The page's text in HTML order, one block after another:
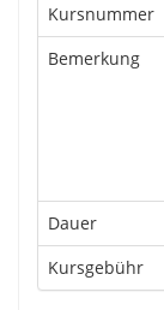
Kursnummer
Bemerkung
Dauer
Kursgebühr